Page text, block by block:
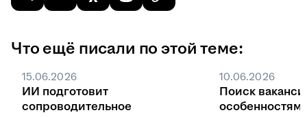
Что ещё писали по этой теме:
15.06.2026
ИИ подготовит
сопроводительное
10.06.2026
Поиск